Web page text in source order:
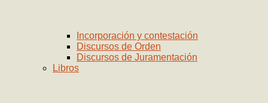
Incorporación y contestación
Discursos de Orden
Discursos de Juramentación
Libros